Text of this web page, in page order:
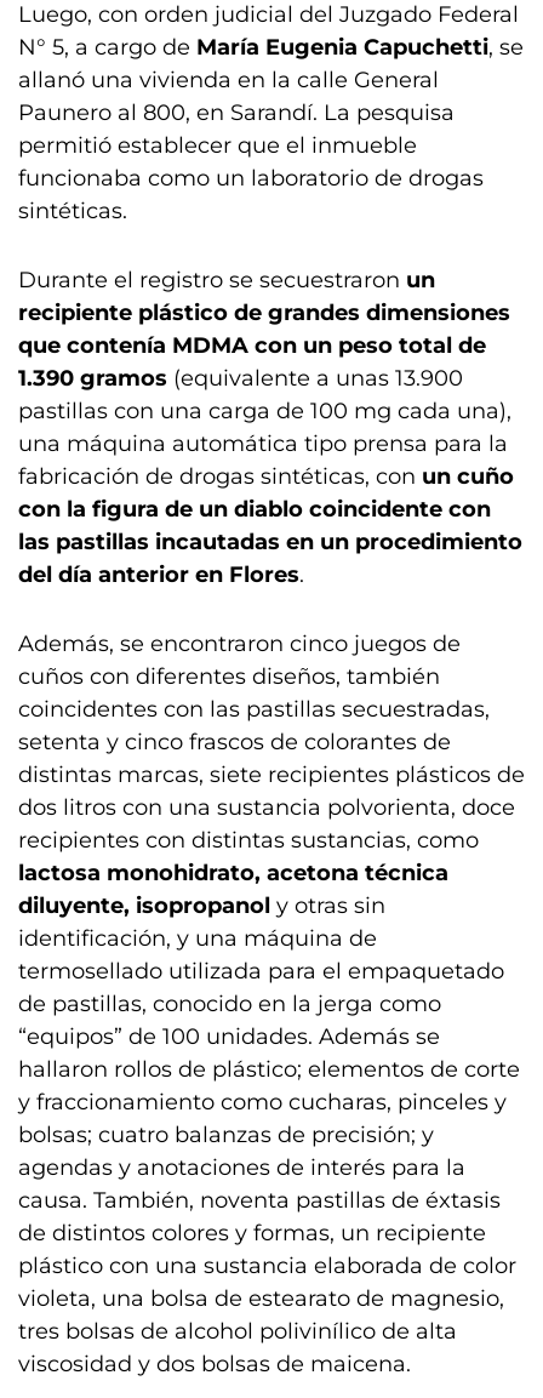
Luego, con orden judicial del Juzgado Federal
N° 5, a cargo de María Eugenia Capuchetti, se
allanó una vivienda en la calle General
Paunero al 800, en Sarandí. La pesquisa
permitió establecer que el inmueble
funcionaba como un laboratorio de drogas
sintéticas.
Durante el registro se secuestraron un
recipiente plástico de grandes dimensiones
que contenía MDMA con un peso total de
1.390 gramos (equivalente a unas 13.900
pastillas con una carga de 100 mg cada una),
una máquina automática tipo prensa para la
fabricación de drogas sintéticas, con un cuño
con la figura de un diablo coincidente con
las pastillas incautadas en un procedimiento
del día anterior en Flores.
Además, se encontraron cinco juegos de
cuños con diferentes diseños, también
coincidentes con las pastillas secuestradas,
setenta y cinco frascos de colorantes de
distintas marcas, siete recipientes plásticos de
dos litros con una sustancia polvorienta, doce
recipientes con distintas sustancias, como
lactosa monohidrato, acetona técnica
diluyente, isopropanol y otras sin
identificación, y una máquina de
termosellado utilizada para el empaquetado
de pastillas, conocido en la jerga como
“equipos” de 100 unidades. Además se
hallaron rollos de plástico; elementos de corte
y fraccionamiento como cucharas, pinceles y
bolsas; cuatro balanzas de precisión; y
agendas y anotaciones de interés para la
causa. También, noventa pastillas de éxtasis
de distintos colores y formas, un recipiente
plástico con una sustancia elaborada de color
violeta, una bolsa de estearato de magnesio,
tres bolsas de alcohol polivinílico de alta
viscosidad y dos bolsas de maicena.